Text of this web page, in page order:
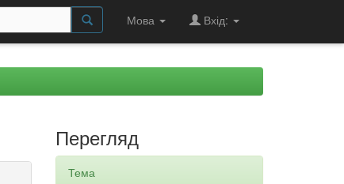
Мова Вхід:
Перегляд
Тема